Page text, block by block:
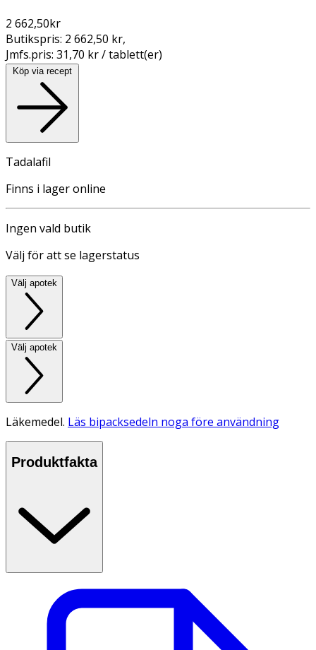
2 662,50kr
Butikspris: 2 662,50 kr,
Jmfs.pris: 31,70 kr / tablett(er)
Köp via recept
Tadalafil
Finns i lager online
Ingen vald butik
Välj för att se lagerstatus
Välj apotek
Välj apotek
Läkemedel. Läs bipacksedeln noga före användning
Produktfakta